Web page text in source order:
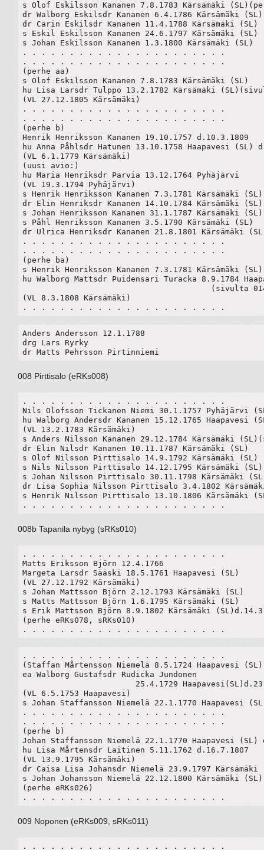
s Olof Eskilsson Kananen 7.8.1783 Kärsämäki
dr Walborg Eskilsdr Kananen 6.4.1786 Kärsämäki
dr Carin Eskilsdr Kananen 11.4.1788 Kärsämäki (SL)
s Eskil Eskilsson Kananen 24.6.1797 Kärsämäki (SL)
s Johan Eskilsson Kananen 1.3.1800 Kärsämäki (SL)
. . . . . . . . . . . . . . . . . . . . . .
. . . . . . . . . . . . . . . . . . . . . .
(perhe aa)
s Olof Eskilsson Kananen 7.8.1783 Kärsämäki (SL)
hu Lisa Larsdr Tulppo 13.2.1782 Kärsämäki
(VL 27.12.1805 Kärsämäki)
. . . . . . . . . . . . . . . . . . . . . .
. . . . . . . . . . . . . . . . . . . . . .
(perhe b)
Henrik Henriksson Kananen 19.10.1757 d.10.3.1809
hu Anna Påhlsdr Hatunen 13.10.1758 Haapavesi (SL)
(VL 6.1.1779 Kärsämäki)
(uusi avio:)
hu Maria Henriksdr Parvia 13.12.1764 Pyhäjärvi
(VL 19.3.1794 Pyhäjärvi)
s Henrik Henriksson Kananen 7.3.1781 Kärsämäki (SL)
dr Elin Henriksdr Kananen 14.10.1784 Kärsämäki (SL)
s Johan Henriksson Kananen 31.1.1787 Kärsämäki
s Påhl Henriksson Kananen 3.5.1790 Kärsämäki (SL)
dr Ulrica Henriksdr Kananen 21.8.1801 Kärsämäki
. . . . . . . . . . . . . . . . . . . . . .
. . . . . . . . . . . . . . . . . . . . . .
(perhe ba)
s Henrik Henriksson Kananen 7.3.1781 Kärsämäki (SL)
hu Walborg Mattsdr Puidensari Turacka 8.9.1784
(VL 8.3.1808 Kärsämäki)
. . . . . . . . . . . . . . . . . . . . . .
Anders Andersson 12.1.1788
drg Lars Ryrky
dr Matts Pehrsson Pirtinniemi
008 Pirttisalo (eRKs008)
. . . . . . . . . . . . . . . . . . . . . .
Nils Olofsson Tickanen Niemi 30.1.1757 Pyhäjärvi
hu Walborg Andersdr Kananen 15.12.1765 Haapavesi
(VL 13.2.1783 Kärsämäki)
s Anders Nilsson Kananen 29.12.1784 Kärsämäki
dr Elin Nilsdr Kananen 10.11.1787 Kärsämäki (SL)
s Olof Nilsson Pirttisalo 14.9.1792 Kärsämäki (SL)
s Nils Nilsson Pirttisalo 14.12.1795 Kärsämäki (SL)
s Johan Nilsson Pirttisalo 30.11.1798 Kärsämäki
dr Lisa Sophia Nilsson Pirttisalo 3.4.1802
s Henrik Nilsson Pirttisalo 13.10.1806 Kärsämäki
. . . . . . . . . . . . . . . . . . . . . .
008b Tapanila nybyg (sRKs010)
. . . . . . . . . . . . . . . . . . . . . .
Matts Eriksson Björn 12.4.1766
Margeta Larsdr Sääski 18.5.1761 Haapavesi (SL)
(VL 27.12.1792 Kärsämäki)
s Johan Mattsson Björn 2.12.1793 Kärsämäki (SL)
s Matts Mattsson Björn 1.6.1795 Kärsämäki (SL)
s Erik Mattsson Björn 8.9.1802 Kärsämäki
(perhe eRKs078, sRKs010)
. . . . . . . . . . . . . . . . . . . . . .
. . . . . . . . . . . . . . . . . . . . . .
(Staffan Mårtensson Niemelä 8.5.1724 Haapavesi
ea Walborg Gustafsdr Rudicka Jundonen
(VL 6.5.1753 Haapavesi)
s Johan Staffansson Niemelä 22.1.1770 Haapavesi
. . . . . . . . . . . . . . . . . . . . . .
. . . . . . . . . . . . . . . . . . . . . .
(perhe b)
Johan Staffansson Niemelä 22.1.1770 Haapavesi (SL)
hu Lisa Mårtensdr Laitinen 5.11.1762 d.16.7.1807
(VL 13.9.1795 Kärsämäki)
dr Caisa Lisa Johansdr Niemelä 23.9.1797 Kärsämäki
s Johan Johansson Niemelä 22.12.1800 Kärsämäki (SL)
(perhe eRKs026)
. . . . . . . . . . . . . . . . . . . . . .
009 Noponen (eRKs009, sRKs011)
. . . . . . . . . . . . . . . . . . . . . .